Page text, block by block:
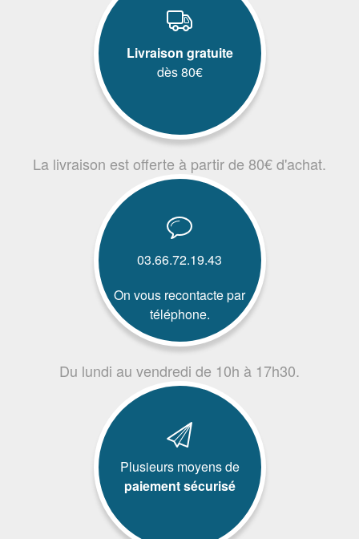
Livraison gratuite
dès 80€
La livraison est offerte à partir de 80€ d'achat.
03.66.72.19.43
On vous recontacte par
téléphone.
Du lundi au vendredi de 10h à 17h30.
Plusieurs moyens de
paiement sécurisé